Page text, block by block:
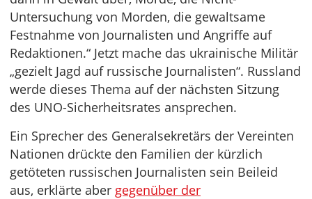
Untersuchung von Morden, die gewaltsame
Festnahme von Journalisten und Angriffe auf
Redaktionen.“ Jetzt mache das ukrainische Militär
„gezielt Jagd auf russische Journalisten“. Russland
werde dieses Thema auf der nächsten Sitzung
des UNO-Sicherheitsrates ansprechen.
Ein Sprecher des Generalsekretärs der Vereinten
Nationen drückte den Familien der kürzlich
getöteten russischen Journalisten sein Beileid
aus, erklärte aber gegenüber der